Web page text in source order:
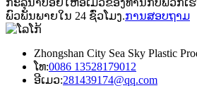
ພົວ​ພັນ​ພາຍ​ໃນ 24 ຊົ່ວ​ໂມງ​.ການສອບຖາມ
Zhongshan City Sea Sky Plastic
ໂທ:0086 13528179012
ອີເມວ:281439174@qq.com